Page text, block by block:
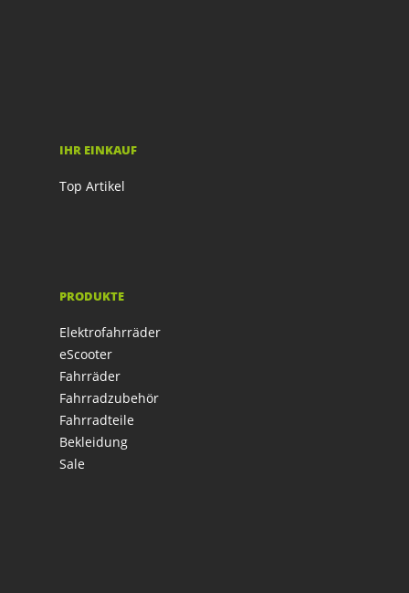
IHR EINKAUF
Top Artikel
PRODUKTE
Elektrofahrräder
eScooter
Fahrräder
Fahrradzubehör
Fahrradteile
Bekleidung
Sale